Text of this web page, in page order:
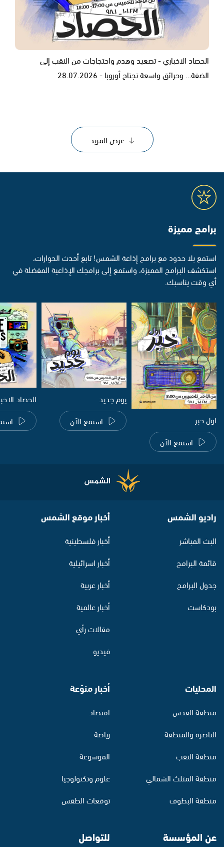
الحصاد الاخباري - تصعيد وهدم واحتجاجات من النقب إلى
الضفة… وحرائق واسعة تجتاح أوروبا - 28.07.2026
عرض المزيد
برامج مميزة
استمع بلا حدود مع برامج إذاعة الشمس! تابع أحدث الحوارات،
استكشف البرامج المميزة، واستمع إلى برامجك الإذاعية المفضلة في
أي وقت يناسبك.
اول خبر
استمع الآن
يوم جديد
استمع الآن
الحصاد
راديو الشمس
البث المباشر
قائمة البرامج
جدول البرامج
بودكاست
أخبار موقع الشمس
أخبار فلسطينية
أخبار اسرائيلية
أخبار عربية
أخبار عالمية
مقالات رأي
فيديو
المحليات
منطقة القدس
الناصرة والمنطقة
منطقة النقب
منطقة المثلث الشمالي
منطقة البطوف
أخبار منوّعة
اقتصاد
رياضة
الموسوعة
علوم وتكنولوجيا
توقعات الطقس
عن المؤسسة للتواصل